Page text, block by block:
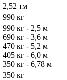
2,52 тм
990 кг
990 кг - 2,5 м
690 кг - 3,6 м
470 кг - 5,2 м
405 кг - 6,0 м
350 кг - 6,78 м
350 кг